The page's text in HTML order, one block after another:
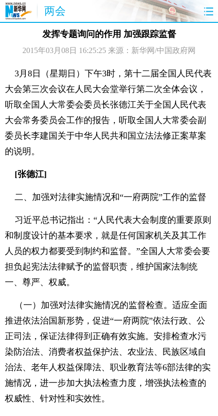
两会
聚焦 最新报道 两会公告
视频 特稿 授权发布 直播
访谈 炫数据 图片 思客
发挥专题询问的作用 加强跟踪监督
2015年03月08日 16:25:25 来源：新华网/中国政府网
3月8日（星期日）下午3时，第十二届全国人民代表
大会第三次会议在人民大会堂举行第二次全体会议，
听取全国人大常委会委员长张德江关于全国人民代表
大会常务委员会工作的报告，听取全国人大常委会副
委员长李建国关于中华人民共和国立法法修正案草案
的说明。
[张德江]
二、加强对法律实施情况和“一府两院”工作的监督
习近平总书记指出：“人民代表大会制度的重要原则
和制度设计的基本要求，就是任何国家机关及其工作
人员的权力都要受到制约和监督。”全国人大常委会要
担负起宪法法律赋予的监督职责，维护国家法制统
一、尊严、权威。
（一）加强对法律实施情况的监督检查。适应全面
推进依法治国新形势，促进“一府两院”依法行政、公
正司法，保证法律得到正确有效实施。安排检查水污
染防治法、消费者权益保护法、农业法、民族区域自
治法、老年人权益保障法、职业教育法等6部法律的实
施情况，进一步加大执法检查力度，增强执法检查的
权威性、针对性和实效性。